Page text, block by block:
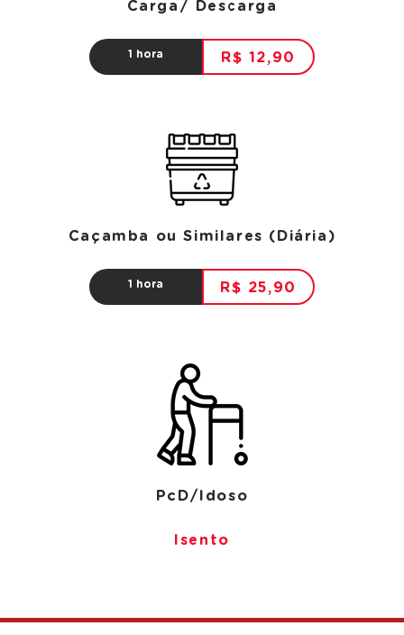
Carga/ Descarga
1 hora R$ 12,90
Caçamba ou Similares (Diária)
1 hora R$ 25,90
PcD/Idoso
Isento